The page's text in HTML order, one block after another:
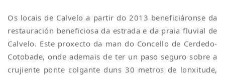
Os locais de Calvelo a partir do 2013 beneficiáronse da
restauración beneficiosa da estrada e da praia fluvial de
Calvelo. Este proxecto da man do Concello de Cerdedo-
Cotobade, onde ademais de ter un paso seguro sobre a
crujiente ponte colgante duns 30 metros de lonxitude,